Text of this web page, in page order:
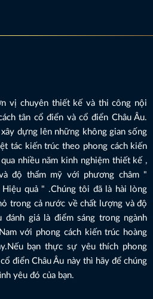
vị chuyên thiết kế và thi công nội
tân cổ điển và cổ điển Châu Âu.
dựng lên những không gian sống
tác kiến trúc theo phong cách kiến
nhiều năm kinh nghiệm thiết kế ,
độ thẩm mỹ với phương châm "
quả " .Chúng tôi đã là hài lòng
trong cả nước về chất lượng và độ
đánh giá là điểm sáng trong ngành
với phong cách kiến trúc hoàng
bạn thực sự yêu thích phong
điển Châu Âu này thì hãy để chúng
yêu đó của bạn.